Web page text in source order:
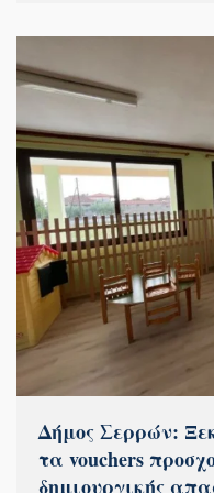
Δήμος Σερρών:
τα vouchers
δημιουργικής